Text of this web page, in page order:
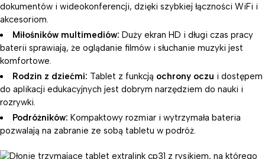
dokumentów i wideokonferencji, dzięki szybkiej łączności WiFi i
akcesoriom.
Miłośników multimediów: Duży ekran HD i długi czas pracy
baterii sprawiają, że oglądanie filmów i słuchanie muzyki jest
komfortowe.
Rodzin z dziećmi: Tablet z funkcją ochrony oczu i dostępem
do aplikacji edukacyjnych jest dobrym narzędziem do nauki i
rozrywki.
Podróżników: Kompaktowy rozmiar i wytrzymała bateria
pozwalają na zabranie ze sobą tabletu w podróż.